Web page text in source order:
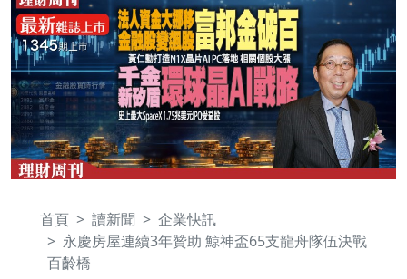
首頁 讀新聞
企業快訊
永慶房屋連續3年贊助 鯨神盃65支龍舟隊伍決戰
百齡橋